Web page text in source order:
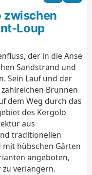
n
a
t
o
n
zwischen
Loup
der in die Anse
Sandstrand und
Sein Lauf und der
Brunnen
dem Weg durch das
des Kergolo
aus
traditionellen
hübschen Gärten
angeboten,
zu verlängern.